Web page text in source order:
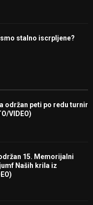
stalno iscrpljene?
održan peti po redu turnir
VIDEO)
15. Memorijalni
Naših krila iz